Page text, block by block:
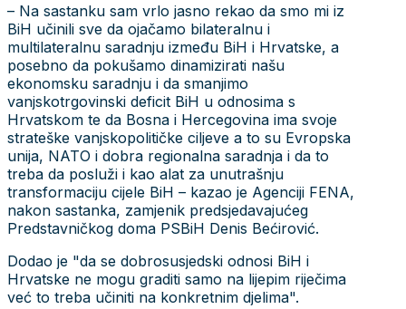
– Na sastanku sam vrlo jasno rekao da smo mi iz
BiH učinili sve da ojačamo bilateralnu i
multilateralnu saradnju između BiH i Hrvatske, a
posebno da pokušamo dinamizirati našu
ekonomsku saradnju i da smanjimo
vanjskotrgovinski deficit BiH u odnosima s
Hrvatskom te da Bosna i Hercegovina ima svoje
strateške vanjskopolitičke ciljeve a to su Evropska
unija, NATO i dobra regionalna saradnja i da to
treba da posluži i kao alat za unutrašnju
transformaciju cijele BiH – kazao je Agenciji FENA,
nakon sastanka, zamjenik predsjedavajućeg
Predstavničkog doma PSBiH Denis Bećirović.
Dodao je "da se dobrosusjedski odnosi BiH i
Hrvatske ne mogu graditi samo na lijepim riječima
već to treba učiniti na konkretnim djelima".